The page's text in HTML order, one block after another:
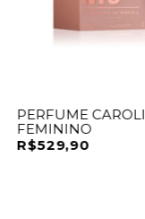
PERFUME
FEMININO
R$529,90